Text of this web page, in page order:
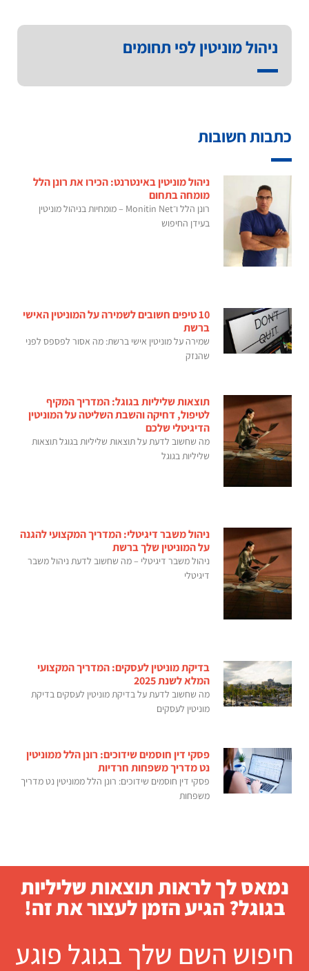
ניהול מוניטין לפי תחומים
כתבות חשובות
ניהול מוניטין באינטרנט: הכירו את רונן הלל
מומחה בתחום
רונן הלל ו־Monitin Net – מומחיות בניהול מוניטין
בעידן החיפוש
10 טיפים חשובים לשמירה על המוניטין האישי
ברשת
שמירה על מוניטין אישי ברשת: מה אסור לפספס לפני
שהנזק
תוצאות שליליות בגוגל: המדריך המקיף
לטיפול, דחיקה והשבת השליטה על המוניטין
הדיגיטלי שלכם
מה שחשוב לדעת על תוצאות שליליות בגוגל תוצאות
שליליות בגוגל
ניהול משבר דיגיטלי: המדריך המקצועי להגנה
על המוניטין שלך ברשת
ניהול משבר דיגיטלי – מה שחשוב לדעת ניהול משבר
דיגיטלי
בדיקת מוניטין לעסקים: המדריך המקצועי
המלא לשנת 2025
מה שחשוב לדעת על בדיקת מוניטין לעסקים בדיקת
מוניטין לעסקים
פסקי דין חוסמים שידוכים: רונן הלל ממוניטין
נט מדריך משפחות חרדיות
פסקי דין חוסמים שידוכים: רונן הלל ממוניטין נט מדריך
משפחות
נמאס לך לראות תוצאות שליליות
בגוגל? הגיע הזמן לעצור את זה!
חיפוש השם שלך בגוגל פוגע